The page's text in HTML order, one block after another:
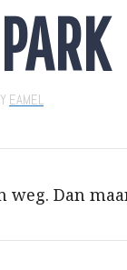
PARK
EAMEL
weg. Dan